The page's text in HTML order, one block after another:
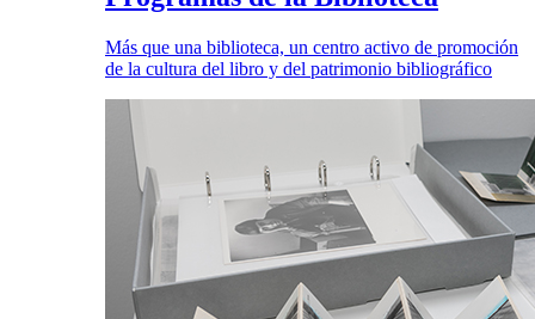
Más que una biblioteca, un centro activo de promoción
de la cultura del libro y del patrimonio bibliográfico